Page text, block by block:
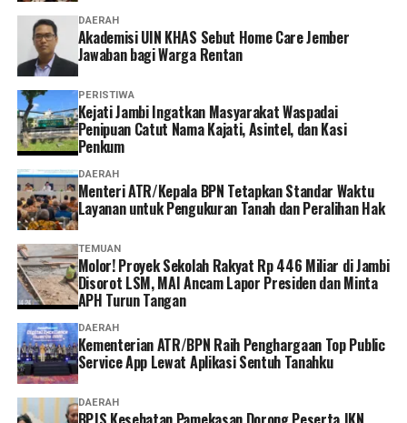
proses penerbitan izin tersebut untuk mengungkap
praktik persekongkolan koruptif ini,” ujarnya. (*)
DAERAH
Akademisi UIN KHAS Sebut Home Care Jember
Jawaban bagi Warga Rentan
PERISTIWA
‎Kejati Jambi Ingatkan Masyarakat Waspadai
Penipuan Catut Nama Kajati, Asintel, dan Kasi
Penkum
DAERAH
Menteri ATR/Kepala BPN Tetapkan Standar Waktu
Layanan untuk Pengukuran Tanah dan Peralihan Hak
TEMUAN
Molor! Proyek Sekolah Rakyat Rp 446 Miliar di Jambi
Disorot LSM, MAI Ancam Lapor Presiden dan Minta
APH Turun Tangan
DAERAH
Kementerian ATR/BPN Raih Penghargaan Top Public
Service App Lewat Aplikasi Sentuh Tanahku
DAERAH